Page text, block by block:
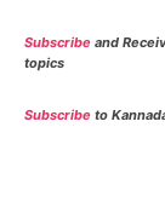
Subscribe and
topics
Subscribe to